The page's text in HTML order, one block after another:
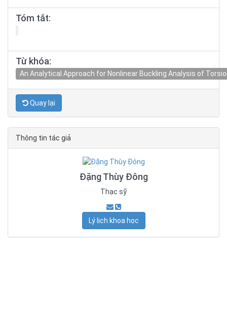
Tóm tắt:
Từ khóa:
An Analytical Approach for Nonlinear Buckling Analysis of
Quay lại
Thông tin tác giả
Đặng Thùy Đông
Thạc sỹ
Lý lịch khoa học